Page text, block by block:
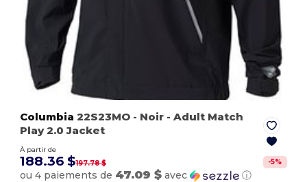
Columbia 22S23MO - Noir - Adult Match
Play 2.0 Jacket
À partir de
188.36 $197.78 $ -5%
ou 4 paiements de 47.09 $ avec ⓘ